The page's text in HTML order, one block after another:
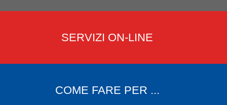
SERVIZI ON-LINE
COME FARE PER ...